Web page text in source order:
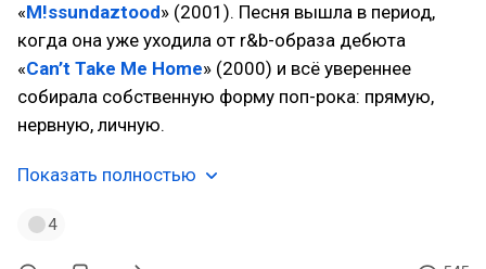
«M!ssundaztood» (2001). Песня вышла в период,
когда она уже уходила от r&b-образа дебюта
«Can’t Take Me Home» (2000) и всё увереннее
собирала собственную форму поп-рока: прямую,
нервную, личную.
Показать полностью
4